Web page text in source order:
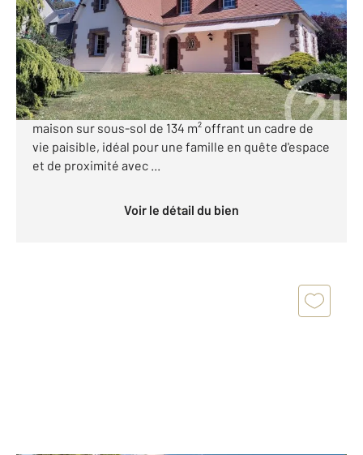
Maison à vendre
450 000 €
CENTURY 21 Royer Immo vous propose à Saint-Pair-
sur-Mer, à seulement 700 mètres de la plage, une
maison sur sous-sol de 134 m² offrant un cadre de
vie paisible, idéal pour une famille en quête d'espace
et de proximité avec ...
Voir le détail du bien